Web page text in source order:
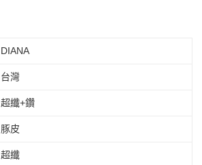
DIANA
台灣
超纖+鑽
豚皮
超纖